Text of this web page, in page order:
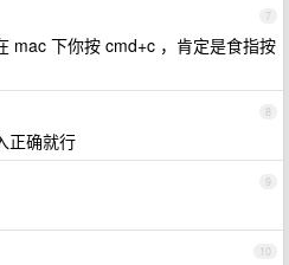
7
mac 下你按 cmd+c ，肯定是食指按
8
正确就行
9
10